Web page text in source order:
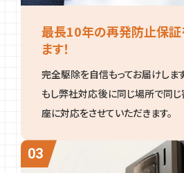
最長10年の再発防止保証
ます！
完全駆除を自信もってお届けします
もし弊社対応後に同じ場所で同
座に対応をさせていただきます。